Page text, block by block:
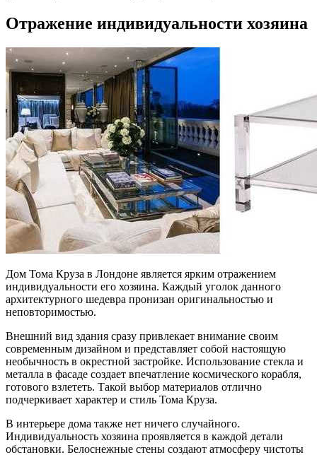
Отражение индивидуальности хозяина
Дом Тома Круза в Лондоне является ярким отражением
индивидуальности его хозяина. Каждый уголок данного
архитектурного шедевра пронизан оригинальностью и
неповторимостью.
Внешний вид здания сразу привлекает внимание своим
современным дизайном и представляет собой настоящую
необычность в окрестной застройке. Использование стекла и
металла в фасаде создает впечатление космического корабля,
готового взлететь. Такой выбор материалов отлично
подчеркивает характер и стиль Тома Круза.
В интерьере дома также нет ничего случайного.
Индивидуальность хозяина проявляется в каждой детали
обстановки. Белоснежные стены создают атмосферу чистоты